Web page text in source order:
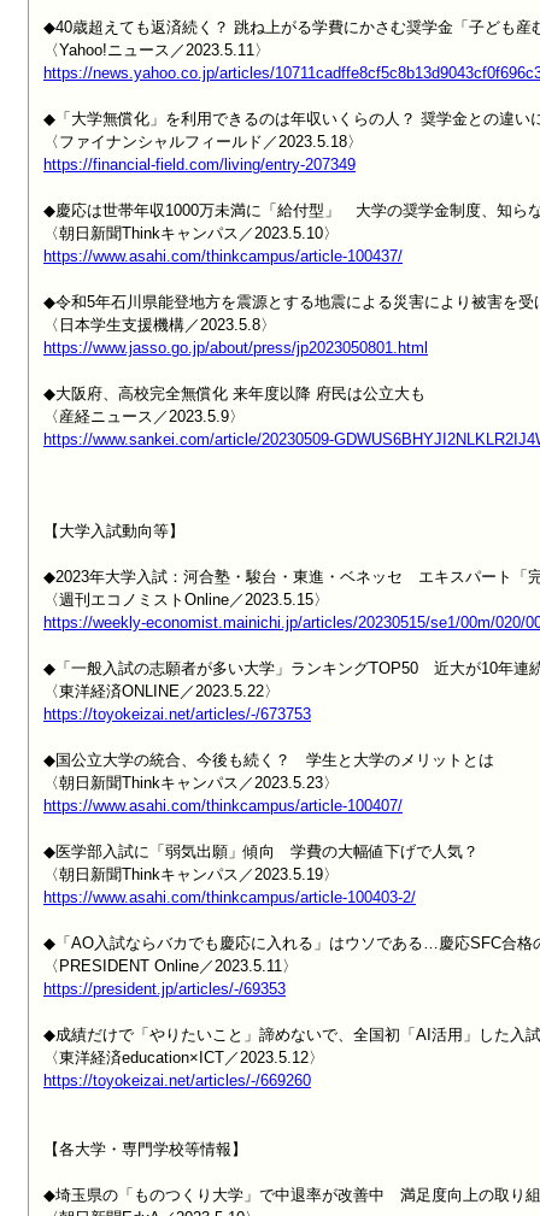
◆40歳超えても返済続く？ 跳ね上がる学費にかさむ奨学金「子ども産
https://news.yahoo.co.jp/articles/
◆「大学無償化」を利用できるのは年収いくらの人？ 奨学金との違い
https://financial-field.com/living/entry-207349
◆慶応は世帯年収1000万未満に「給付型」　大学の奨学金制度、知ら
https://www.asahi.com/thinkcampus/article-100437/
◆令和5年石川県能登地方を震源とする地震による災害により被害を
https://www.jasso.go.jp/about/press/jp2023050801.html
◆大阪府、高校完全無償化 来年度以降 府民は公立大も
https://www.sankei.com/article/20230509-
【大学入試動向等】
◆2023年大学入試：河合塾・駿台・東進・ベネッセ　エキスパート「
https://weekly-economist.mainichi.jp/articles/20230515/se1/00m/020/
◆「一般入試の志願者が多い大学」ランキングTOP50　近大が10年連
https://toyokeizai.net/articles/-/673753
◆国公立大学の統合、今後も続く？　学生と大学のメリットとは
https://www.asahi.com/thinkcampus/article-100407/
◆医学部入試に「弱気出願」傾向　学費の大幅値下げで人気？
https://www.asahi.com/thinkcampus/article-100403-2/
◆「AO入試ならバカでも慶応に入れる」はウソである…慶応SFC合格
https://president.jp/articles/-/69353
◆成績だけで「やりたいこと」諦めないで、全国初「AI活用」した入
https://toyokeizai.net/articles/-/669260
【各大学・専門学校等情報】
◆埼玉県の「ものつくり大学」で中退率が改善中　満足度向上の取り